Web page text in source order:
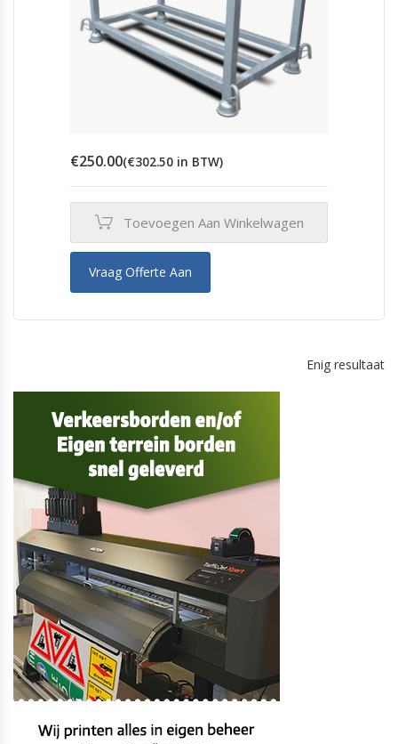
€250.00(€302.50 in BTW)
Toevoegen Aan Winkelwagen
Vraag Offerte Aan
Enig resultaat